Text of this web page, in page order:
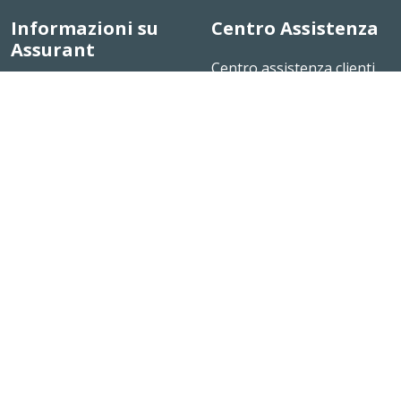
Informazioni su
Assurant
Centro Assistenza
Centro assistenza clienti